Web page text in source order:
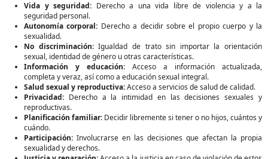
Vida y seguridad: Derecho a una vida libre de violencia y a la
seguridad personal.
Autonomía corporal: Derecho a decidir sobre el propio cuerpo y la
sexualidad.
No discriminación:Igualdad de trato sin importar la orientación
sexual, identidad de género u otras características.
Información y educación: Acceso a información actualizada,
completa y veraz, así como a educación sexual integral.
Salud sexual y reproductiva:Acceso a servicios de salud de calidad.
Privacidad: Derecho a la intimidad en las decisiones sexuales y
reproductivas.
Planificación familiar: Decidir libremente si tener o no hijos, cuántos y
cuándo.
Participación: Involucrarse en las decisiones que afectan la propia
sexualidad y derechos.